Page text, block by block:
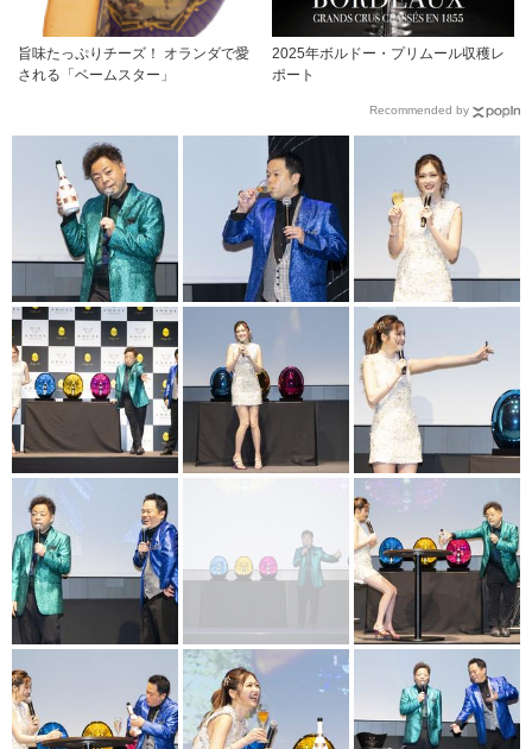
旨味たっぷりチーズ！ オランダで愛
される「ベームスター」
2025年ボルドー・プリムール収穫レ
ポート
Recommended by